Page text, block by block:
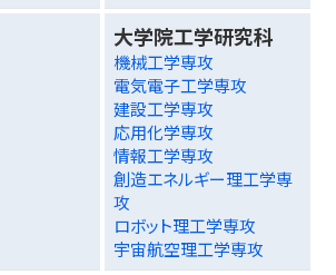
大学院工学研究科
機械工学専攻
電気電子工学専攻
建設工学専攻
応用化学専攻
情報工学専攻
創造エネルギー理工学専
攻
ロボット理工学専攻
宇宙航空理工学専攻